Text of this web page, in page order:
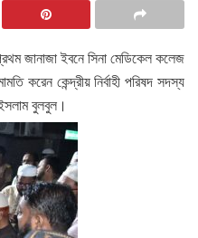
জানাজা ইবনে সিনা মেডিকেল কলেজ
করেন কেন্দ্রীয় নির্বাহী পরিষদ সদস্য
বুলবুল।